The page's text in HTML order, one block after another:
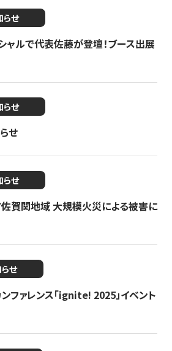
らせ
ャルで代表佐藤が登壇！ブース出展
らせ
せ
らせ
佐賀関地域 大規模火災による被害に
せ
ファレンス「ignite! 2025」イベント